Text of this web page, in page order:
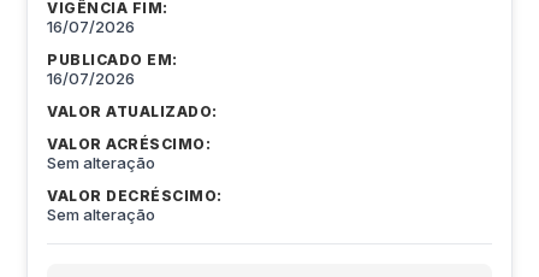
VIGÊNCIA FIM:
16/07/2026
PUBLICADO EM:
16/07/2026
VALOR ATUALIZADO:
VALOR ACRÉSCIMO:
Sem alteração
VALOR DECRÉSCIMO:
Sem alteração